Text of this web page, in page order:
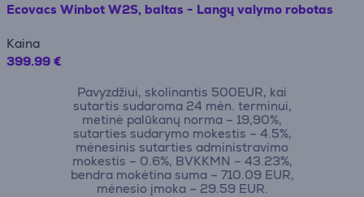
Ecovacs Winbot W2S, baltas - Langų valymo robotas
Kaina
399.99 €
Pavyzdžiui, skolinantis 500EUR, kai
sutartis sudaroma 24 mėn. terminui,
metinė palūkanų norma – 19,90%,
sutarties sudarymo mokestis – 4.5%,
mėnesinis sutarties administravimo
mokestis – 0.6%, BVKKMN – 43.23%,
bendra mokėtina suma – 710.09 EUR,
mėnesio įmoka – 29.59 EUR.